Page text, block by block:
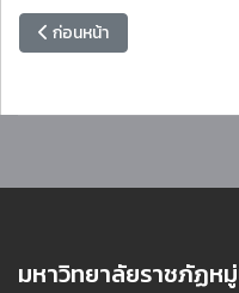
เนื้อหาก่อนหน้า: คณะเทคโน
ก่อนหน้า
มหาวิทยาลัยราชภัฏห